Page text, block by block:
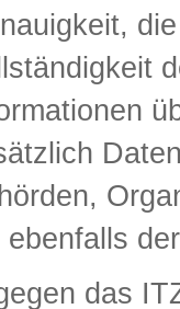
ebenfalls
das